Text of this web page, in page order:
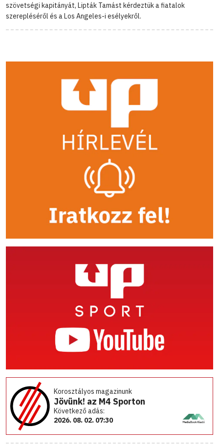
szövetségi kapitányát, Lipták Tamást kérdeztük a fiatalok
szerepléséről és a Los Angeles-i esélyekről.
Korosztályos magazinunk
Jövünk! az M4 Sporton
Következő adás:
2026. 08. 02. 07:30